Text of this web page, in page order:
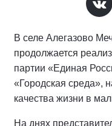
В селе Алегазово
продолжается
партии «Единая
«Городская среда»,
качества жизни в
На днях